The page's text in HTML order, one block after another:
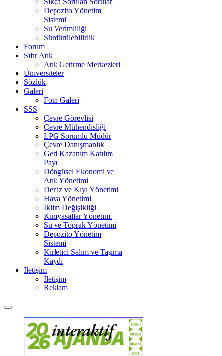
Sıkça Sorulan Sorular
Depozito Yönetim
Sistemi
Su Verimliliği
Sürdürülebilirlik
Forum
Sıfır Atık
Atık Getirme Merkezleri
Üniversiteler
Sözlük
Galeri
Foto Galeri
SSS
Çevre Görevlisi
Çevre Mühendisliği
LPG Sorumlu Müdür
Çevre Danışmanlık
Geri Kazanım Katılım
Payı
Döngüsel Ekonomi ve
Atık Yönetimi
Deniz ve Kıyı Yönetimi
Hava Yönetimi
İklim Değişikliği
Kimyasallar Yönetimi
Su ve Toprak Yönetimi
Depozito Yönetim
Sistemi
Kirletici Salım ve Taşıma
Kaydı
İletişim
İletişim
Reklam